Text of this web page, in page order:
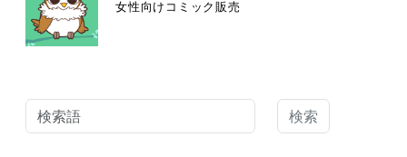
女性向けコミック販売
検索